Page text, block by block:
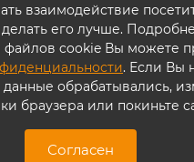
«Практика». Все права
персональных данных
взаимодействие
его лучше.
файлов cookie Вы можете
. Если Вы
обрабатывались,
браузера или покиньте
Согласен